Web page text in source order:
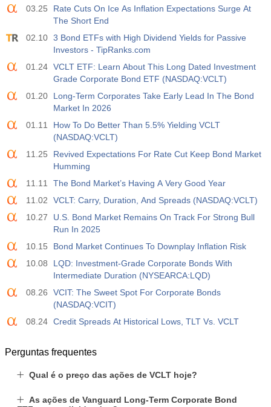
03.25
Rate Cuts On Ice As Inflation Expectations Surge At
The Short End
02.10 3 Bond ETFs with High Dividend Yields for Passive
Investors - TipRanks.com
01.24 VCLT ETF: Learn About This Long Dated Investment
Grade Corporate Bond ETF (NASDAQ:VCLT)
01.20
Long-Term Corporates Take Early Lead In The Bond
Market In 2026
01.11
How To Do Better Than 5.5% Yielding VCLT
(NASDAQ:VCLT)
11.25
Revived Expectations For Rate Cut Keep Bond Market
Humming
11.11
The Bond Market’s Having A Very Good Year
11.02
VCLT: Carry, Duration, And Spreads (NASDAQ:VCLT)
10.27
U.S. Bond Market Remains On Track For Strong Bull
Run In 2025
10.15
Bond Market Continues To Downplay Inflation Risk
10.08
LQD: Investment-Grade Corporate Bonds With
Intermediate Duration (NYSEARCA:LQD)
08.26
VCIT: The Sweet Spot For Corporate Bonds
(NASDAQ:VCIT)
08.24 Credit Spreads At Historical Lows, TLT Vs. VCLT
Perguntas frequentes
Qual é o preço das ações de VCLT hoje?
As ações de Vanguard Long-Term Corporate Bond